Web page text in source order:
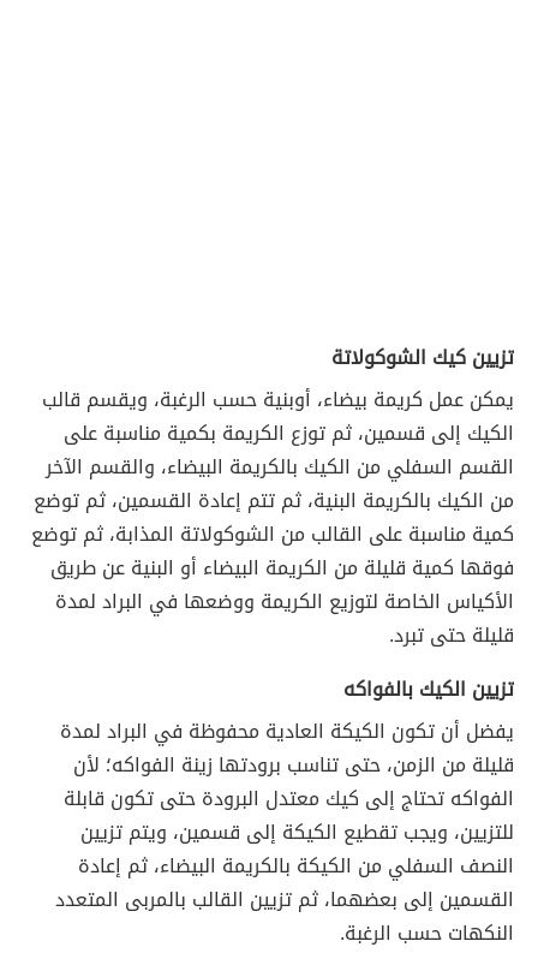
تزيين كيك الشوكولاتة
يمكن عمل كريمة بيضاء، أوبنية حسب الرغبة، ويقسم قالب
الكيك إلى قسمين، ثم توزع الكريمة بكمية مناسبة على
القسم السفلي من الكيك بالكريمة البيضاء، والقسم الآخر
من الكيك بالكريمة البنية، ثم تتم إعادة القسمين، ثم توضع
كمية مناسبة على القالب من الشوكولاتة المذابة، ثم توضع
فوقها كمية قليلة من الكريمة البيضاء أو البنية عن طريق
الأكياس الخاصة لتوزيع الكريمة ووضعها في البراد لمدة
قليلة حتى تبرد.
تزيين الكيك بالفواكه
يفضل أن تكون الكيكة العادية محفوظة في البراد لمدة
قليلة من الزمن، حتى تناسب برودتها زينة الفواكه؛ لأن
الفواكه تحتاج إلى كيك معتدل البرودة حتى تكون قابلة
للتزيين، ويجب تقطيع الكيكة إلى قسمين، ويتم تزيين
النصف السفلي من الكيكة بالكريمة البيضاء، ثم إعادة
القسمين إلى بعضهما، ثم تزيين القالب بالمربى المتعدد
النكهات حسب الرغبة.